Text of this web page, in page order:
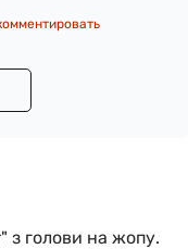
з голови на жопу.